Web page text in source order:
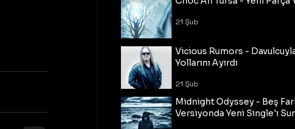
21 Şub
Vicious Rumors -
Yollarını Ayırdı
21 Şub
Midnight Odyssey - Beş
Versiyonda Yeni Single'ı